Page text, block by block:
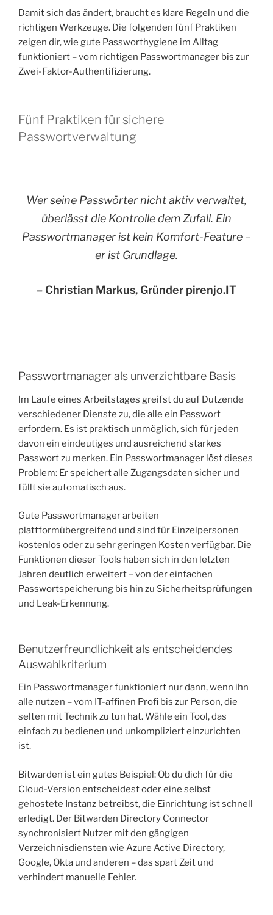
Damit sich das ändert, braucht es klare Regeln und die
richtigen Werkzeuge. Die folgenden fünf Praktiken
zeigen dir, wie gute Passworthygiene im Alltag
funktioniert – vom richtigen Passwortmanager bis zur
Zwei-Faktor-Authentifizierung.
Fünf Praktiken für sichere
Passwortverwaltung
Wer seine Passwörter nicht aktiv verwaltet,
überlässt die Kontrolle dem Zufall. Ein
Passwortmanager ist kein Komfort-Feature –
er ist Grundlage.
– Christian Markus, Gründer pirenjo.IT
Passwortmanager als unverzichtbare Basis
Im Laufe eines Arbeitstages greifst du auf Dutzende
verschiedener Dienste zu, die alle ein Passwort
erfordern. Es ist praktisch unmöglich, sich für jeden
davon ein eindeutiges und ausreichend starkes
Passwort zu merken. Ein Passwortmanager löst dieses
Problem: Er speichert alle Zugangsdaten sicher und
füllt sie automatisch aus.
Gute Passwortmanager arbeiten
plattformübergreifend und sind für Einzelpersonen
kostenlos oder zu sehr geringen Kosten verfügbar. Die
Funktionen dieser Tools haben sich in den letzten
Jahren deutlich erweitert – von der einfachen
Passwortspeicherung bis hin zu Sicherheitsprüfungen
und Leak-Erkennung.
Benutzerfreundlichkeit als entscheidendes
Auswahlkriterium
Ein Passwortmanager funktioniert nur dann, wenn ihn
alle nutzen – vom IT-affinen Profi bis zur Person, die
selten mit Technik zu tun hat. Wähle ein Tool, das
einfach zu bedienen und unkompliziert einzurichten
ist.
Bitwarden ist ein gutes Beispiel: Ob du dich für die
Cloud-Version entscheidest oder eine selbst
gehostete Instanz betreibst, die Einrichtung ist schnell
erledigt. Der Bitwarden Directory Connector
synchronisiert Nutzer mit den gängigen
Verzeichnisdiensten wie Azure Active Directory,
Google, Okta und anderen – das spart Zeit und
verhindert manuelle Fehler.